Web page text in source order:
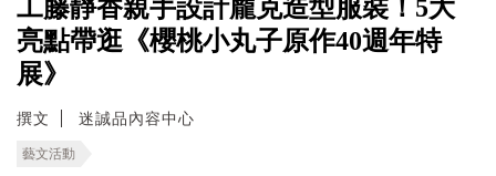
工藤靜香親手設計龐克造型服裝！5大
亮點帶逛《櫻桃小丸子原作40週年特
展》
撰文 迷誠品內容中心
藝文活動